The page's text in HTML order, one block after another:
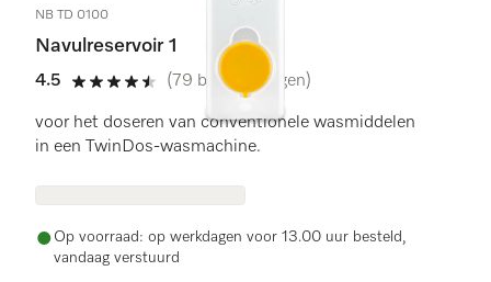
NB TD 0100
Navulreservoir 1
4.5
4.5 sterren van de 5
(79 beoordelingen)
voor het doseren van conventionele wasmiddelen
in een TwinDos-wasmachine.
Op voorraad: op werkdagen voor 13.00 uur besteld,
vandaag verstuurd